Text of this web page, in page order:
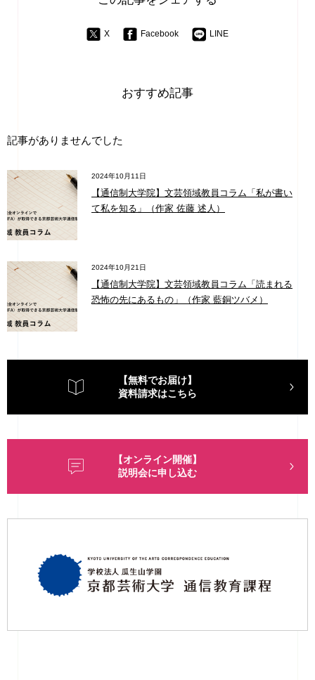
X Facebook LINE
おすすめ記事
記事がありませんでした
2024年10月11日
【通信制大学院】文芸領域教員コラム「私が書い
て私を知る」（作家 佐藤 述人）
2024年10月21日
【通信制大学院】文芸領域教員コラム「読まれる
恐怖の先にあるもの」（作家 藍銅ツバメ）
【無料でお届け】
資料請求はこちら
【オンライン開催】
説明会に申し込む